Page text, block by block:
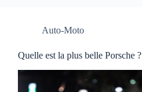
Auto-Moto
Quelle est la plus belle Porsche ?